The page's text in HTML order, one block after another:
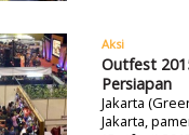
Aksi
Outfest
Persiapan
Jakarta
Jakarta,